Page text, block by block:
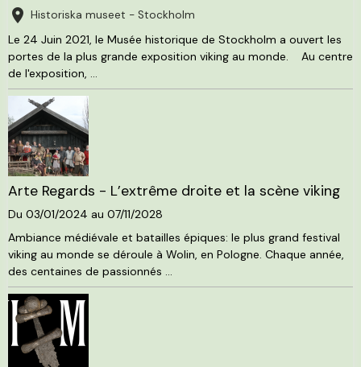
Historiska museet - Stockholm
Le 24 Juin 2021, le Musée historique de Stockholm a ouvert les
portes de la plus grande exposition viking au monde. Au centre
de l'exposition, ...
Arte Regards - L’extrême droite et la scène viking
Du 03/01/2024 au 07/11/2028
Ambiance médiévale et batailles épiques: le plus grand festival
viking au monde se déroule à Wolin, en Pologne. Chaque année,
des centaines de passionnés ...